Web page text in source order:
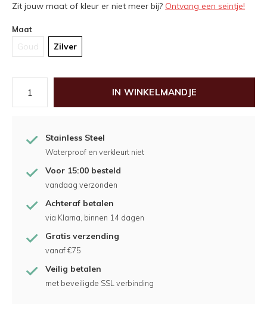
Zit jouw maat of kleur er niet meer bij? Ontvang een seintje!
Maat
Goud Zilver
IN WINKELMANDJE
Stainless Steel
Waterproof en verkleurt niet
Voor 15:00 besteld
vandaag verzonden
Achteraf betalen
via Klarna, binnen 14 dagen
Gratis verzending
vanaf €75
Veilig betalen
met beveiligde SSL verbinding